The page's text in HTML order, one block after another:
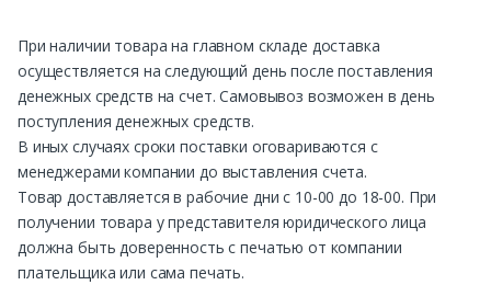
При наличии товара на главном складе доставка
осуществляется на следующий день после поставления
денежных средств на счет. Самовывоз возможен в день
поступления денежных средств.
В иных случаях сроки поставки оговариваются с
менеджерами компании до выставления счета.
Товар доставляется в рабочие дни с 10-00 до 18-00. При
получении товара у представителя юридического лица
должна быть доверенность с печатью от компании
плательщика или сама печать.